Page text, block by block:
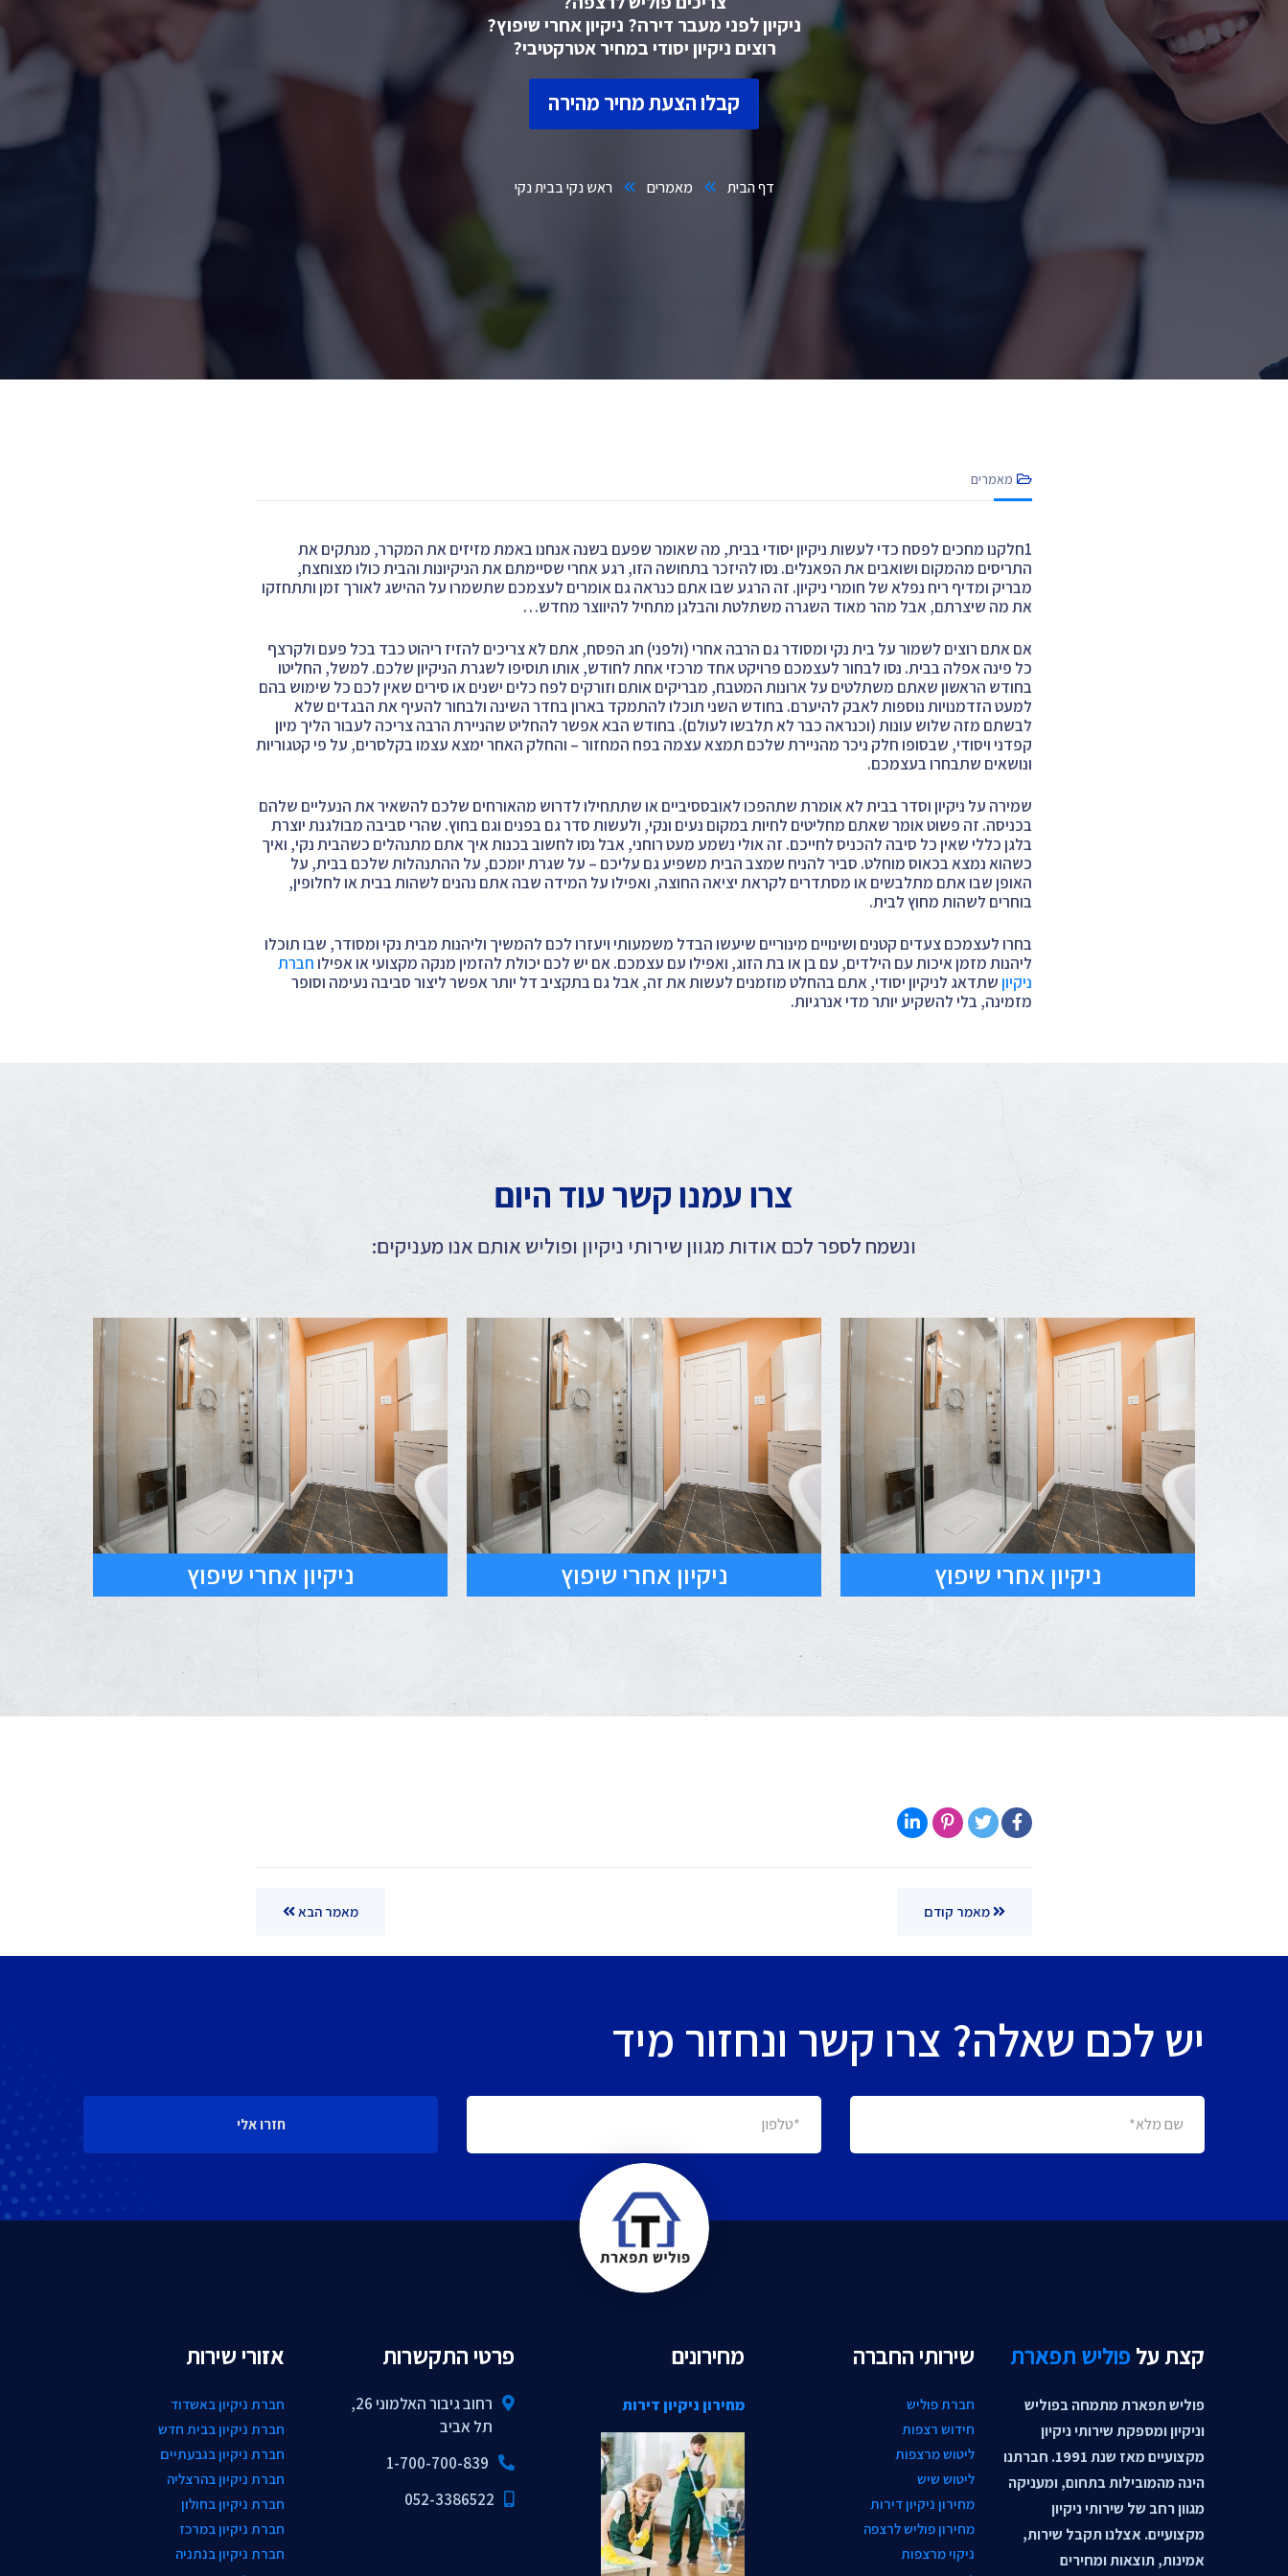
ניקיון לפני מעבר דירה? ניקיון אחרי שיפוץ?
רוצים ניקיון יסודי במחיר אטרקטיבי?
קבלו הצעת מחיר מהירה
דף הבית מאמרים ראש נקי בבית נקי
מאמרים
1חלקנו מחכים לפסח כדי לעשות ניקיון יסודי בבית, מה שאומר שפעם בשנה אנחנו באמת מזיזים את המקרר, מנתקים את
התריסים מהמקום ושואבים את הפאנלים. נסו להיזכר בתחושה הזו, רגע אחרי שסיימתם את הניקיונות והבית כולו מצוחצח,
מבריק ומדיף ריח נפלא של חומרי ניקיון. זה הרגע שבו אתם כנראה גם אומרים לעצמכם שתשמרו על ההישג לאורך זמן ותתחזקו
את מה שיצרתם, אבל מהר מאוד השגרה משתלטת והבלגן מתחיל להיווצר מחדש…
אם אתם רוצים לשמור על בית נקי ומסודר גם הרבה אחרי (ולפני) חג הפסח, אתם לא צריכים להזיז ריהוט כבד בכל פעם ולקרצף
כל פינה אפלה בבית. נסו לבחור לעצמכם פרויקט אחד מרכזי אחת לחודש, אותו תוסיפו לשגרת הניקיון שלכם. למשל, החליטו
בחודש הראשון שאתם משתלטים על ארונות המטבח, מבריקים אותם וזורקים לפח כלים ישנים או סירים שאין לכם כל שימוש בהם
למעט הזדמנויות נוספות לאבק להיערם. בחודש השני תוכלו להתמקד בארון בחדר השינה ולבחור להעיף את הבגדים שלא
לבשתם מזה שלוש עונות (וכנראה כבר לא תלבשו לעולם). בחודש הבא אפשר להחליט שהניירת הרבה צריכה לעבור הליך מיון
קפדני ויסודי, שבסופו חלק ניכר מהניירת שלכם תמצא עצמה בפח המחזור – והחלק האחר ימצא עצמו בקלסרים, על פי קטגוריות
ונושאים שתבחרו בעצמכם.
שמירה על ניקיון וסדר בבית לא אומרת שתהפכו לאובססיביים או שתתחילו לדרוש מהאורחים שלכם להשאיר את הנעליים שלהם
בכניסה. זה פשוט אומר שאתם מחליטים לחיות במקום נעים ונקי, ולעשות סדר גם בפנים וגם בחוץ. שהרי סביבה מבולגנת יוצרת
בלגן כללי שאין כל סיבה להכניס לחייכם. זה אולי נשמע מעט רוחני, אבל נסו לחשוב בכנות איך אתם מתנהלים כשהבית נקי, ואיך
כשהוא נמצא בכאוס מוחלט. סביר להניח שמצב הבית משפיע גם עליכם – על שגרת יומכם, על ההתנהלות שלכם בבית, על
האופן שבו אתם מתלבשים או מסתדרים לקראת יציאה החוצה, ואפילו על המידה שבה אתם נהנים לשהות בבית או לחלופין,
בוחרים לשהות מחוץ לבית.
בחרו לעצמכם צעדים קטנים ושינויים מינוריים שיעשו הבדל משמעותי ויעזרו לכם להמשיך וליהנות מבית נקי ומסודר, שבו תוכלו
ליהנות מזמן איכות עם הילדים, עם בן או בת הזוג, ואפילו עם עצמכם. אם יש לכם יכולת להזמין מנקה מקצועי או אפילוחברת
ניקיוןשתדאג לניקיון יסודי, אתם בהחלט מוזמנים לעשות את זה, אבל גם בתקציב דל יותר אפשר ליצור סביבה נעימה וסופר
מזמינה, בלי להשקיע יותר מדי אנרגיות.
צרו עמנו קשר עוד היום
ונשמח לספר לכם אודות מגוון שירותי ניקיון ופוליש אותם אנו מעניקים:
ניקיון אחרי שיפוץ ניקיון אחרי שיפוץ ניקיון אחרי שיפוץ
מאמר קודם מאמר הבא
יש לכם שאלה? צרו קשר ונחזור מיד
חזרו אלי
קצת על פוליש תפארת
פוליש תפארת מתמחה בפוליש
וניקיון ומספקת שירותי ניקיון
מקצועיים מאז שנת 1991. חברתנו
הינה מהמובילות בתחום, ומעניקה
מגוון רחב של שירותי ניקיון
מקצועיים. אצלנו תקבל שירות,
אמינות, תוצאות ומחירים
שירותי החברה
חברת פוליש
חידוש רצפות
ליטוש מרצפות
ליטוש שיש
מחירון ניקיון דירות
מחירון פוליש לרצפה
ניקוי מרצפות
מחירונים
מחירון ניקיון דירות
פרטי התקשרות
רחוב גיבור האלמוני 26,
תל אביב
1-700-700-839
052-3386522
אזורי שירות
חברת ניקיון באשדוד
חברת ניקיון בבית חדש
חברת ניקיון בגבעתיים
חברת ניקיון בהרצליה
חברת ניקיון בחולון
חברת ניקיון במרכז
חברת ניקיון בנתניה